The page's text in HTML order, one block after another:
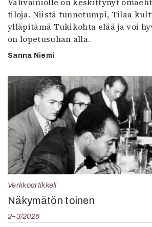
tiloja. Niistä tunnetumpi, Tilaa
ylläpitämä Tukikohta elää ja voi
on lopetusuhan alla.
Sanna Niemi
Verkkoartikkeli
Näkymätön toinen
2–3/2026